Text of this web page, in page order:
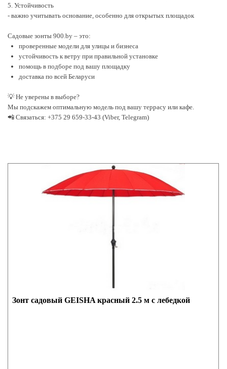
5. Устойчивость
- важно учитывать основание, особенно для открытых площадок
Садовые зонты 900.by – это:
проверенные модели для улицы и бизнеса
устойчивость к ветру при правильной установке
помощь в подборе под вашу площадку
доставка по всей Беларуси
💡 Не уверены в выборе?
Мы подскажем оптимальную модель под вашу террасу или кафе.
📲 Связаться: +375 29 659-33-43 (Viber, Telegram)
Зонт садовый GEISHA красный 2.5 м с лебедкой